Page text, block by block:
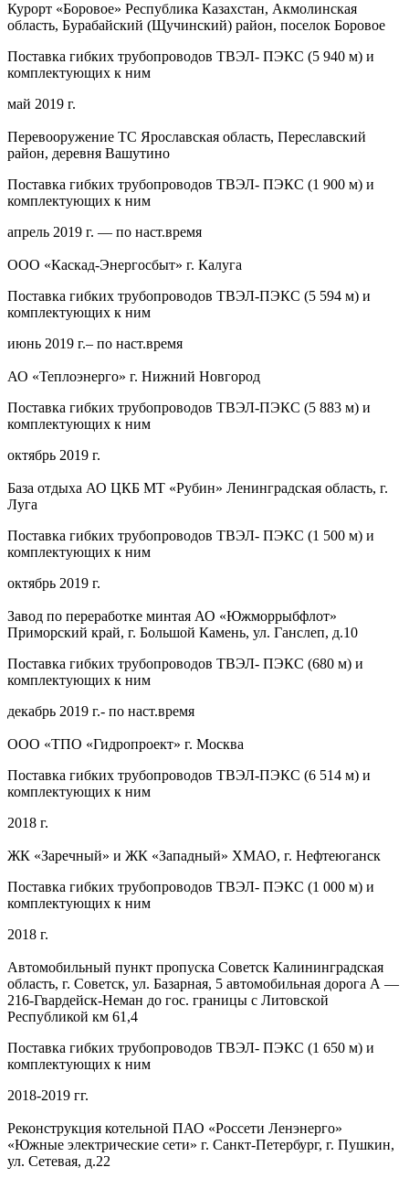
Курорт «Боровое» Республика Казахстан, Акмолинская
область, Бурабайский (Щучинский) район, поселок Боровое
Поставка гибких трубопроводов ТВЭЛ- ПЭКС (5 940 м) и
комплектующих к ним
май 2019 г.
Перевооружение ТС Ярославская область, Переславский
район, деревня Вашутино
Поставка гибких трубопроводов ТВЭЛ- ПЭКС (1 900 м) и
комплектующих к ним
апрель 2019 г. — по наст.время
ООО «Каскад-Энергосбыт» г. Калуга
Поставка гибких трубопроводов ТВЭЛ-ПЭКС (5 594 м) и
комплектующих к ним
июнь 2019 г.– по наст.время
АО «Теплоэнерго» г. Нижний Новгород
Поставка гибких трубопроводов ТВЭЛ-ПЭКС (5 883 м) и
комплектующих к ним
октябрь 2019 г.
База отдыха АО ЦКБ МТ «Рубин» Ленинградская область, г.
Луга
Поставка гибких трубопроводов ТВЭЛ- ПЭКС (1 500 м) и
комплектующих к ним
октябрь 2019 г.
Завод по переработке минтая АО «Южморрыбфлот»
Приморский край, г. Большой Камень, ул. Ганслеп, д.10
Поставка гибких трубопроводов ТВЭЛ- ПЭКС (680 м) и
комплектующих к ним
декабрь 2019 г.- по наст.время
ООО «ТПО «Гидропроект» г. Москва
Поставка гибких трубопроводов ТВЭЛ-ПЭКС (6 514 м) и
комплектующих к ним
2018 г.
ЖК «Заречный» и ЖК «Западный» ХМАО, г. Нефтеюганск
Поставка гибких трубопроводов ТВЭЛ- ПЭКС (1 000 м) и
комплектующих к ним
2018 г.
Автомобильный пункт пропуска Советск Калининградская
область, г. Советск, ул. Базарная, 5 автомобильная дорога А —
216-Гвардейск-Неман до гос. границы с Литовской
Республикой км 61,4
Поставка гибких трубопроводов ТВЭЛ- ПЭКС (1 650 м) и
комплектующих к ним
2018-2019 гг.
Реконструкция котельной ПАО «Россети Ленэнерго»
«Южные электрические сети» г. Санкт-Петербург, г. Пушкин,
ул. Сетевая, д.22